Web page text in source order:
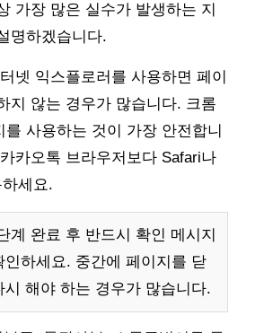
가장 많은 실수가 발생하는 지
명하겠습니다.
넷 익스플로러를 사용하면 페이
지 않는 경우가 많습니다. 크롬
사용하는 것이 가장 안전합니
카오톡 브라우저보다 Safari나
세요.
계 완료 후 반드시 확인 메시지
인하세요. 중간에 페이지를 닫
시 해야 하는 경우가 많습니다.